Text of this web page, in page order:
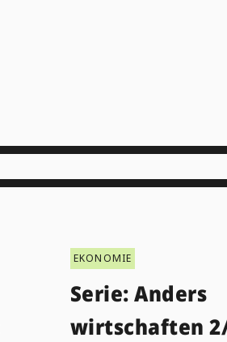
EKONOMIE
Serie: Anders
wirtschaften